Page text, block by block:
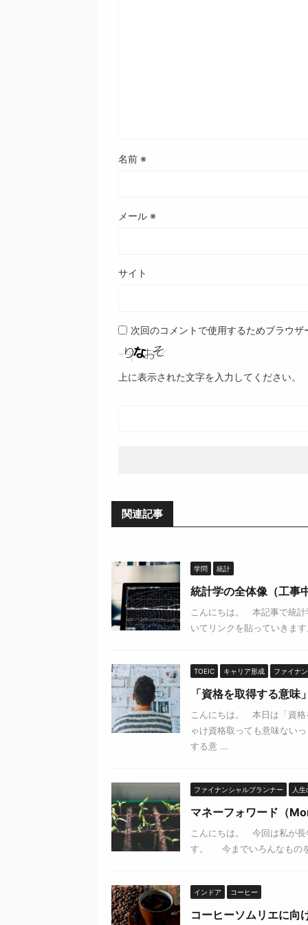
名前 ※
メール ※
サイト
次回のコメントで使用するためブラウ
上に表示された文字を入力してください。
関連記事
学問 統計
統計学の全体像（工事
こんにちは。 本記事で統計
いてリンクを貼っていきま
TOEIC キャリア形成 ファイナ
「資格を取得する意
こんにちは。 本日は「資格
ゃけ資格取っても意味ない
する意 ...
ファイナンシャルプランナー 人
マネーフォワード（
こんにちは。 今回は私が
す。 今までいろんなもの
インドア コーヒー
コーヒーソムリエに向